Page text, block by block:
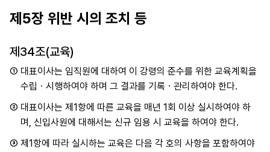
제5장 위반 시의 조치 등
제34조(교육)
① 대표이사는 임직원에 대하여 이 강령의 준수를 위한 교육계획을
수립ㆍ시행하여야 하며 그 결과를 기록ㆍ관리하여야 한다.
② 대표이사는 제1항에 따른 교육을 매년 1회 이상 실시하여야 하
며, 신입사원에 대해서는 신규 임용 시 교육을 하여야 한다.
③ 제1항에 따라 실시하는 교육은 다음 각 호의 사항을 포함하여야